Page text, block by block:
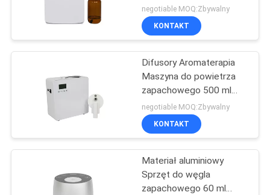
baterią AA, maszyna do
dyfuzji zapachów do
toalety
negotiable MOQ:Zbywalny
KONTAKT
Difusory Aromaterapia
Maszyna do powietrza
zapachowego 500 ml
Biały 800-1200m3
Pochłanianie zapachami
negotiable MOQ:Zbywalny
KONTAKT
Materiał aluminiowy
Sprzęt do węgla
zapachowego 60 ml